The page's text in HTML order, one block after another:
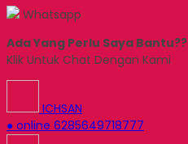
Whatsapp
Ada Yang Perlu Saya Bantu??
Klik Untuk Chat Dengan Kami
ICHSAN
● online 6285649718777